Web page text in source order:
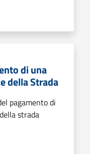
di una
della Strada
pagamento di
strada